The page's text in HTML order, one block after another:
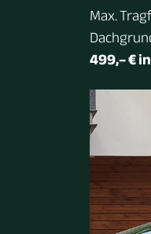
Max.
499,– €